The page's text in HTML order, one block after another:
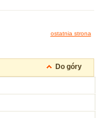
ostatnia strona
Do góry